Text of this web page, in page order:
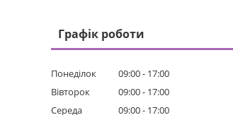
Графік роботи
Понеділок 09:00
17:00
Вівторок
09:00
17:00
Середа
09:00
17:00